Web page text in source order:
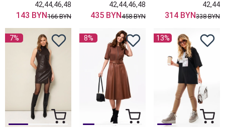
42,44,46,48
143 BYN166 BYN
42,44,46,48
435 BYN458 BYN
42,44
314 BYN338 BYN
7% 8% 13%